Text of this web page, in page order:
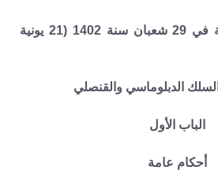
صدر برئاسة الجمهورية في 29 شعبان سنة 1402 (21 يونية
الدبلوماسي والقنصلي
الباب الأول
أحكام عامة